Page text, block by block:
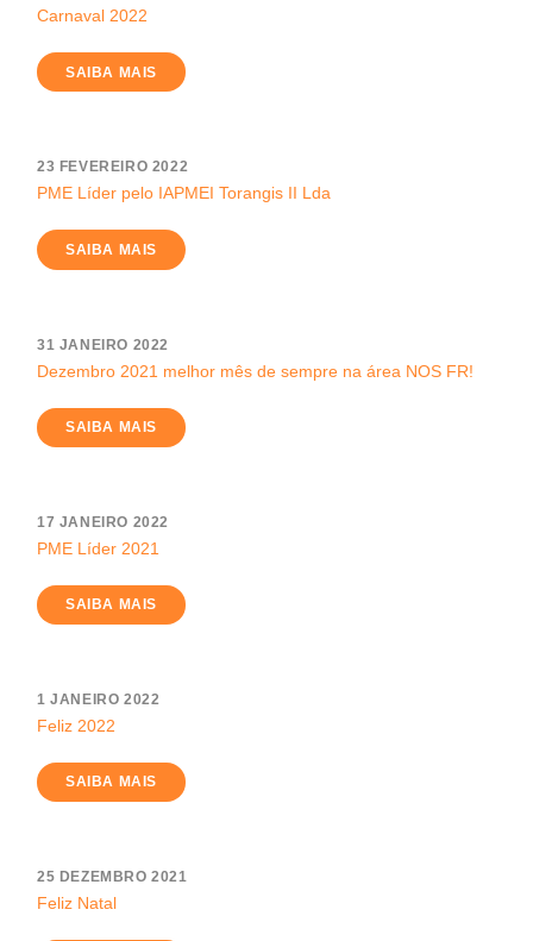
Carnaval 2022
SAIBA MAIS
23 FEVEREIRO 2022
PME Líder pelo IAPMEI Torangis II Lda
SAIBA MAIS
31 JANEIRO 2022
Dezembro 2021 melhor mês de sempre na área NOS FR!
SAIBA MAIS
17 JANEIRO 2022
PME Líder 2021
SAIBA MAIS
1 JANEIRO 2022
Feliz 2022
SAIBA MAIS
25 DEZEMBRO 2021
Feliz Natal